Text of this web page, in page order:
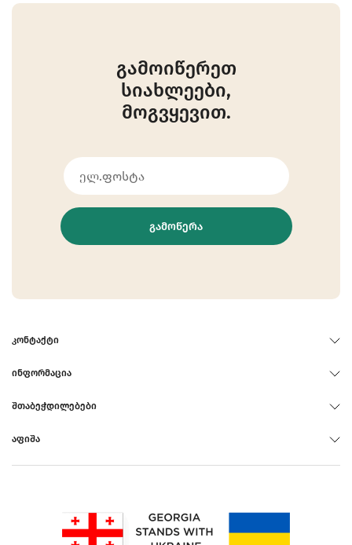
გამოიწერეთ
სიახლეები,
მოგვყევით.
ᲒᲐᲛᲝᲬᲔᲠᲐ
ᲙᲝᲜᲢᲐᲥᲢᲘ
ᲘᲜᲤᲝᲠᲛᲐᲪᲘᲐ
ᲨᲗᲐᲑᲔᲭᲓᲘᲚᲔᲑᲔᲑᲘ
ᲐᲤᲘᲨᲐ